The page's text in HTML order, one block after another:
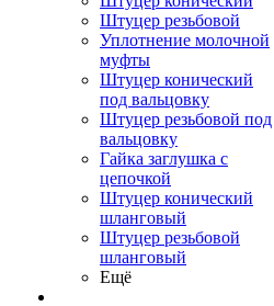
Штуцер резьбовой
Уплотнение молочной
муфты
Штуцер конический
под вальцовку
Штуцер резьбовой под
вальцовку
Гайка заглушка с
цепочкой
Штуцер конический
шланговый
Штуцер резьбовой
шланговый
Ещё